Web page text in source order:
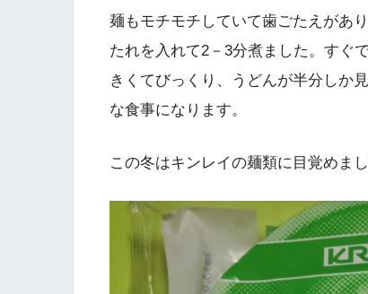
麺もモチモチしていて歯ごたえがあ
たれを入れて2－3分煮ました。すぐ
きくてびっくり、うどんが半分しか
な食事になります。
この冬はキンレイの麺類に目覚めまし